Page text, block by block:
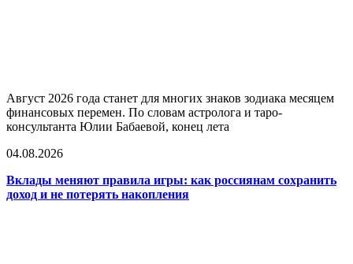
Август 2026 года станет для многих знаков зодиака месяцем
финансовых перемен. По словам астролога и таро-
консультанта Юлии Бабаевой, конец лета
04.08.2026
Вклады меняют правила игры: как россиянам сохранить
доход и не потерять накопления